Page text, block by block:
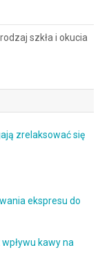
szkła i okucia
zrelaksować się
ekspresu do
kawy na